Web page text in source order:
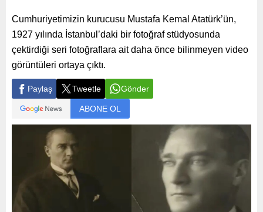
Cumhuriyetimizin kurucusu Mustafa Kemal Atatürk’ün,
1927 yılında İstanbul’daki bir fotoğraf stüdyosunda
çektirdiği seri fotoğraflara ait daha önce bilinmeyen video
görüntüleri ortaya çıktı.
Paylaş Tweetle Gönder
ABONE OL